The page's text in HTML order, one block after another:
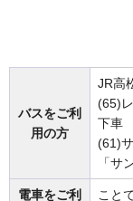
バスをご利
用の方
JR高
(65)
下車
(61)
「サ
電車をご利
こと